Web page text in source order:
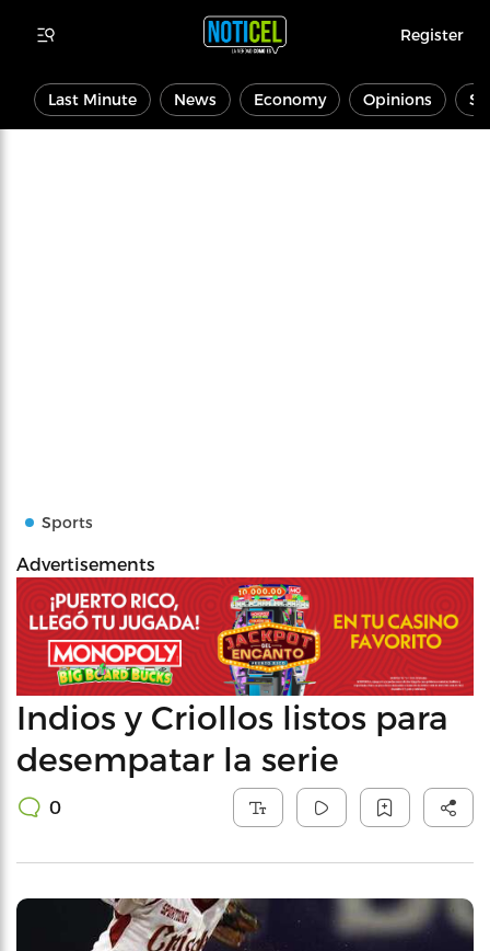
Register
Last Minute News Economy Opinions
Sports
Advertisements
Indios y Criollos listos para
desempatar la serie
0